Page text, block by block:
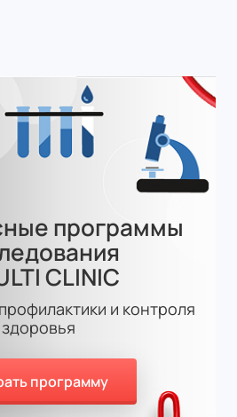
программы
CLINIC
и контроля
здоровья
программу